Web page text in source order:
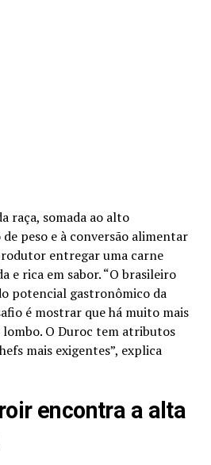
raça, somada ao alto
peso e à conversão alimentar
entregar uma carne
e rica em sabor. “O brasileiro
potencial gastronômico da
é mostrar que há muito mais
lombo. O Duroc tem atributos
mais exigentes”, explica
encontra a alta